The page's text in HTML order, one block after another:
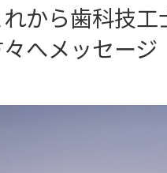
から歯科技工
へメッセージ